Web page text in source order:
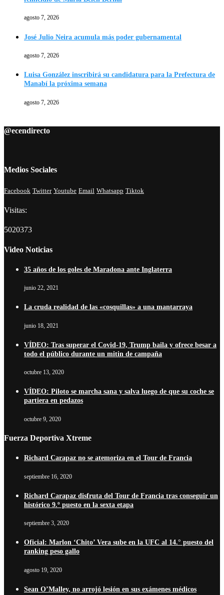
agosto 7, 2026
José Julio Neira acumula más poder gubernamental
agosto 7, 2026
Luisa González inscribirá su candidatura para la Prefectura de
Manabí la próxima semana
agosto 7, 2026
@ecendirecto
Medios Sociales
Facebook Twitter Youtube Email Whatsapp Tiktok
Visitas:
5020373
Video Noticias
35 años de los goles de Maradona ante Inglaterra
junio 22, 2021
La cruda realidad de las «cosquillas» a una mantarraya
junio 18, 2021
VÍDEO: Tras superar el Covid-19, Trump baila y ofrece besar a
todo el público durante un mitin de campaña
octubre 13, 2020
VÍDEO: Piloto se marcha sana y salva luego de que su coche se
partiera en pedazos
octubre 9, 2020
Fuerza Deportiva Xtreme
Richard Carapaz no se atemoriza en el Tour de Francia
septiembre 16, 2020
Richard Carapaz disfruta del Tour de Francia tras conseguir un
histórico 9.º puesto en la sexta etapa
septiembre 3, 2020
Oficial: Marlon ‘Chito’ Vera sube en la UFC al 14.° puesto del
ranking peso gallo
agosto 19, 2020
Sean O’Malley, no arrojó lesión en sus exámenes médicos